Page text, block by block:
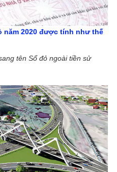
năm 2020 được tính như thế
tên Sổ đỏ ngoài tiền sử